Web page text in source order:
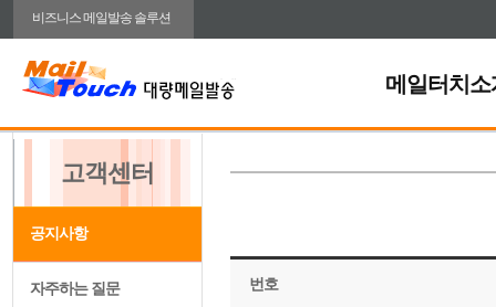
비즈니스 메일발송 솔루션
메일터치소
고객센터
공지사항
자주하는 질문 번호